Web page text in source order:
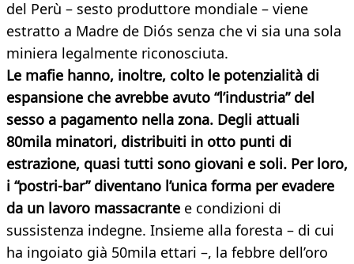
del Perù – sesto produttore mondiale – viene
estratto a Madre de Diós senza che vi sia una sola
miniera legalmente riconosciuta.
Le mafie hanno, inoltre, colto le potenzialità di
espansione che avrebbe avuto “l’industria” del
sesso a pagamento nella zona. Degli attuali
80mila minatori, distribuiti in otto punti di
estrazione, quasi tutti sono giovani e soli. Per loro,
i “postri-bar” diventano l’unica forma per evadere
da un lavoro massacrante e condizioni di
sussistenza indegne. Insieme alla foresta – di cui
ha ingoiato già 50mila ettari –, la febbre dell’oro